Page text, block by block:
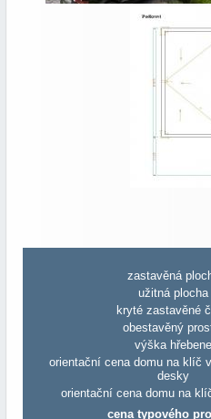
zastavěná
užitná plocha
kryté zastavěné
obestavěný
výška hřebene
orientační cena domu na klíč
desky
orientační cena domu na
cena typového